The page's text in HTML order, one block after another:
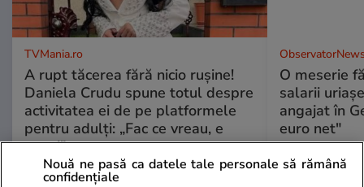
TVMania.ro
A rupt tăcerea fără nicio rușine!
Daniela Crudu spune totul despre
activitatea ei de pe platformele
pentru adulți: „Fac ce vreau, e
wow!”
O meserie
salarii
angajat în
euro net"
Nouă ne pasă ca datele tale personale să rămână
confidențiale